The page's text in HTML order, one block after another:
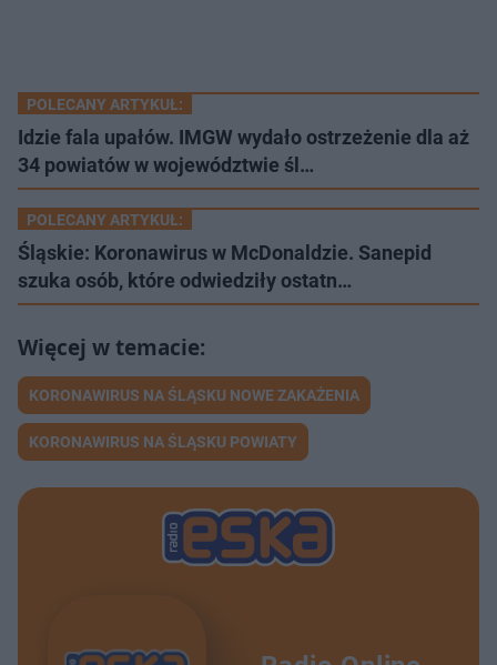
POLECANY ARTYKUŁ:
Idzie fala upałów. IMGW wydało ostrzeżenie dla aż
34 powiatów w województwie śl…
POLECANY ARTYKUŁ:
Śląskie: Koronawirus w McDonaldzie. Sanepid
szuka osób, które odwiedziły ostatn…
KORONAWIRUS NA ŚLĄSKU NOWE ZAKAŻENIA
KORONAWIRUS NA ŚLĄSKU POWIATY